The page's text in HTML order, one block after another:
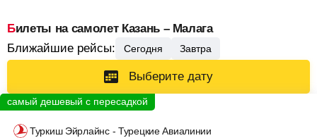
Билеты на самолет Казань – Малага
Ближайшие рейсы:
Сегодня Завтра
Выберите дату
Туркиш Эйрлайнс - Турецкие Авиалинии